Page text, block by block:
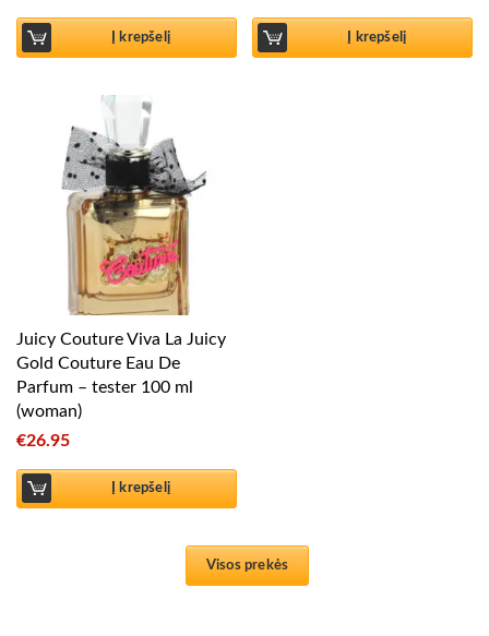
Į krepšelį Į krepšelį
Juicy Couture Viva La Juicy
Gold Couture Eau De
Parfum – tester 100 ml
(woman)
€26.95
Į krepšelį
Visos prekės